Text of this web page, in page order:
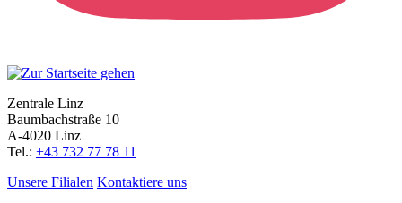
Zentrale Linz
Baumbachstraße 10
A-4020 Linz
Tel.: +43 732 77 78 11
Unsere Filialen Kontaktiere uns